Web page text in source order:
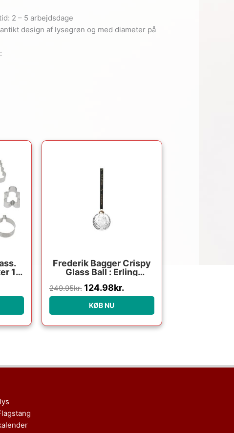
2 – 5 arbejdsdage
design af lysegrøn og med diameter på
10
Frederik Bagger Crispy
Glass Ball : Erling
249.95kr.
249.95kr..
124.98kr.
KØB NU